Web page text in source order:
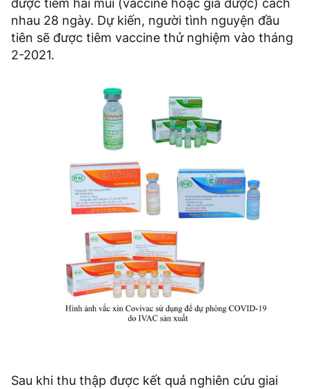
được tiêm hai mũi (vaccine hoặc giả dược) cách
nhau 28 ngày. Dự kiến, người tình nguyện đầu
tiên sẽ được tiêm vaccine thử nghiệm vào tháng
2-2021.
Sau khi thu thập được kết quả nghiên cứu giai